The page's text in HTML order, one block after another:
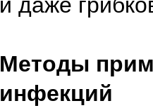
Методы
инфекций